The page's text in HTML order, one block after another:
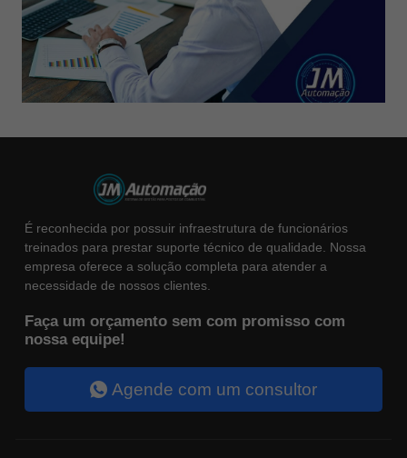
É reconhecida por possuir infraestrutura de funcionários
treinados para prestar suporte técnico de qualidade. Nossa
empresa oferece a solução completa para atender a
necessidade de nossos clientes.
Faça um orçamento sem com promisso com
nossa equipe!
Agende com um consultor
e a estrutura
do site, com
base em
como o site é
usado.
Para que o
visita. Se você
recusar esses
cookies,
algumas
Ao compartilhar